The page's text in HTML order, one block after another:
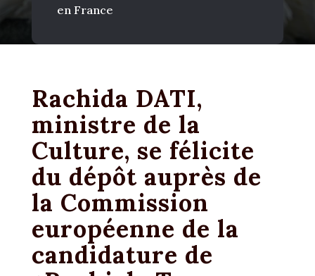
en France
Rachida DATI,
ministre de la
Culture, se félicite
du dépôt auprès de
la Commission
européenne de la
candidature de